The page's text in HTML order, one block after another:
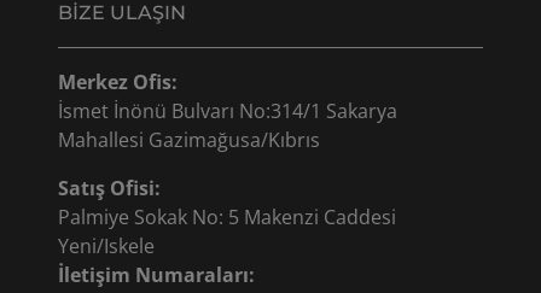
BIZE ULAŞIN
Merkez Ofis:
İsmet İnönü Bulvarı No:314/1 Sakarya
Mahallesi Gazimağusa/Kıbrıs
Satış Ofisi:
Palmiye Sokak No: 5 Makenzi Caddesi
Yeni/Iskele
İletişim Numaraları: